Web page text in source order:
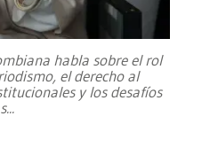
habla sobre el rol
el derecho al
y los desafíos
...